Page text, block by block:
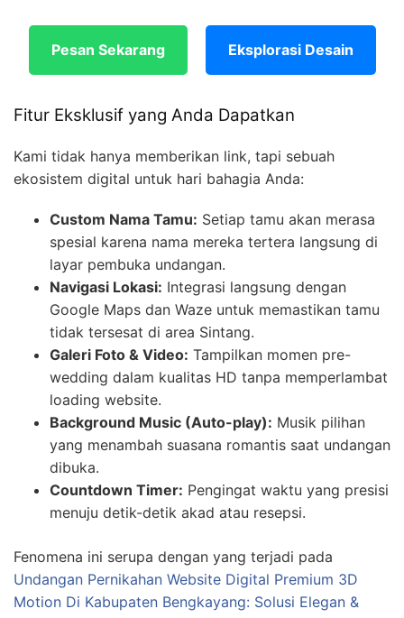
Pesan Sekarang Eksplorasi Desain
Fitur Eksklusif yang Anda Dapatkan
Kami tidak hanya memberikan link, tapi sebuah
ekosistem digital untuk hari bahagia Anda:
Custom Nama Tamu: Setiap tamu akan merasa
spesial karena nama mereka tertera langsung di
layar pembuka undangan.
Navigasi Lokasi: Integrasi langsung dengan
Google Maps dan Waze untuk memastikan tamu
tidak tersesat di area Sintang.
Galeri Foto & Video: Tampilkan momen pre-
wedding dalam kualitas HD tanpa memperlambat
loading website.
Background Music (Auto-play): Musik pilihan
yang menambah suasana romantis saat undangan
dibuka.
Countdown Timer: Pengingat waktu yang presisi
menuju detik-detik akad atau resepsi.
Fenomena ini serupa dengan yang terjadi pada
Undangan Pernikahan Website Digital Premium 3D
Motion Di Kabupaten Bengkayang: Solusi Elegan &